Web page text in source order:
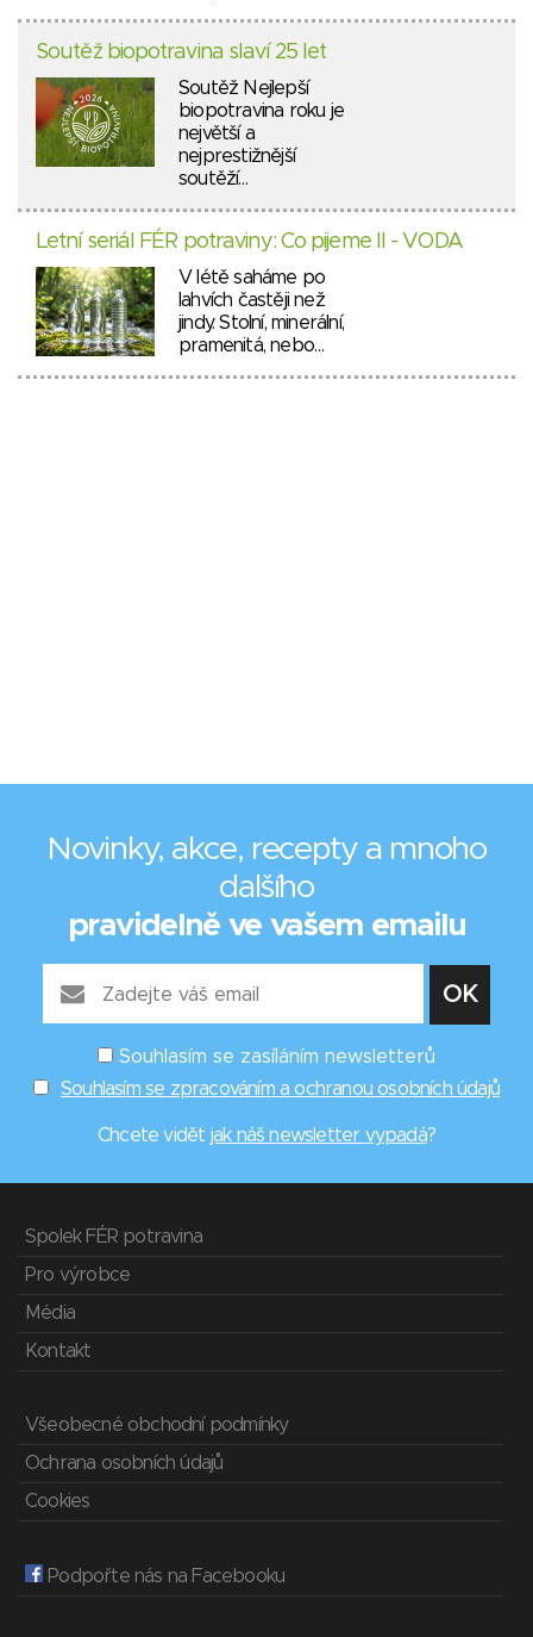
Soutěž biopotravina slaví 25 let
Soutěž Nejlepší
biopotravina roku je
největší a
nejprestižnější
soutěží…
Letní seriál FÉR potraviny: Co pijeme II - VODA
V létě saháme po
lahvích častěji než
jindy. Stolní, minerální,
pramenitá, nebo…
Novinky, akce, recepty a mnoho
dalšího
pravidelně ve vašem emailu
Souhlasím se zasíláním newsletterů
Souhlasím se zpracováním a ochranou osobních údajů
Chcete vidět jak náš newsletter vypadá?
Spolek FÉR potravina
Pro výrobce
Média
Kontakt
Všeobecné obchodní podmínky
Ochrana osobních údajů
Cookies
Podpořte nás na Facebooku